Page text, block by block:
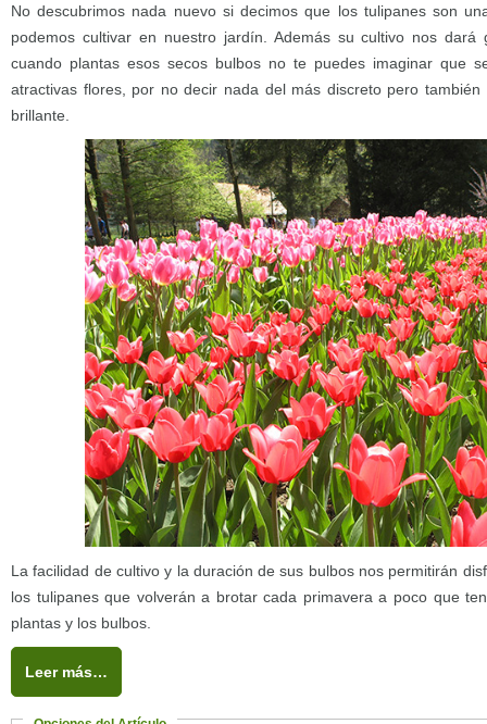
No descubrimos nada nuevo si decimos que los tulipanes son
podemos cultivar en nuestro jardín. Además su cultivo nos dará
cuando plantas esos secos bulbos no te puedes imaginar que
atractivas flores, por no decir nada del más discreto pero
brillante.
La facilidad de cultivo y la duración de sus bulbos nos permitirán
los tulipanes que volverán a brotar cada primavera a poco que
plantas y los bulbos.
Leer más…